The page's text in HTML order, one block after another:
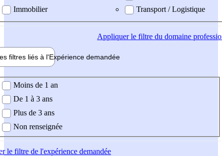
Immobilier
Transport / Logistique
Appliquerle filtre du domaine
filtres liés à l'Expérience demandée
demandée
Moins de 1 an
De 1 à 3 ans
Plus de 3 ans
Non renseignée
le filtre de l'expérience demandée